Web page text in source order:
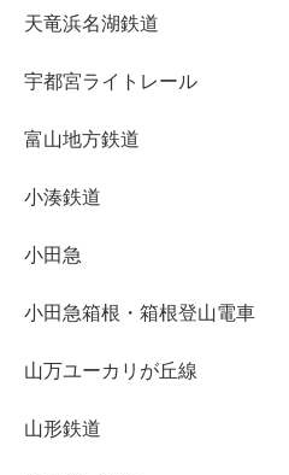
天竜浜名湖鉄道
宇都宮ライトレール
富山地方鉄道
小湊鉄道
小田急
小田急箱根・箱根登山電車
山万ユーカリが丘線
山形鉄道